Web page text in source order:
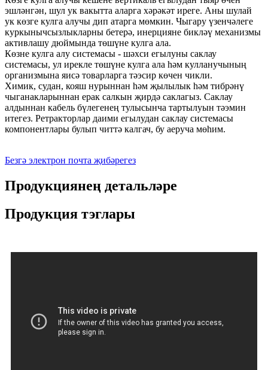
эшләнгән, шул ук вакытта аларга хәрәкәт иреге. Аны шулай
ук ​​көзге кулга алучы дип атарга мөмкин. Чыгару үзенчәлеге
куркынычсызлыкларны бетерә, инерцияне бикләү механизмы
активлашу дюймында төшүне кулга ала.
Көзне кулга алу системасы - шәхси егылуны саклау
системасы, ул ирекле төшүне кулга ала һәм кулланучының
организмына яисә товарларга тәэсир көчен чикли.
Химик, судан, кояш нурыннан һәм җылылык һәм тибрәнү
чыганакларыннан ерак салкын җирдә саклагыз. Саклау
алдыннан кабель бүлегенең тулысынча тартылуын тәэмин
итегез. Ретракторлар даими егылудан саклау системасы
компонентлары булып читтә калгач, бу аеруча мөһим.
Безгә электрон почта җибәрегез
Продукциянең детальләре
Продукция тэглары